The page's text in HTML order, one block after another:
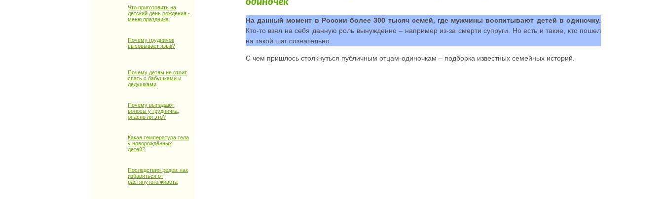
Что приготовить на
детский день рождения -
меню праздника
Почему грудничок
высовывает язык?
Почему детям не стоит
спать с бабушками и
дедушками
Почему выпадают
волосы у грудничка,
опасно ли это?
Какая температура тела
у новорождённых
детей?
Последствия родов: как
избавиться от
растянутого живота
На данный момент в России более 300 тысяч семей, где мужчины воспитывают детей в одиночку.
Кто-то взял на себя данную роль вынужденно – например из-за смерти супруги. Но есть и такие, кто пошел
на такой шаг сознательно.
С чем пришлось столкнуться публичным отцам-одиночкам – подборка известных семейных историй.